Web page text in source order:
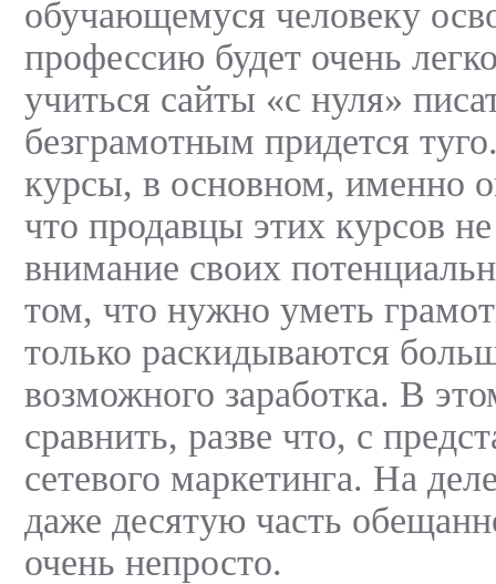
обучающемуся человеку
профессию будет очень
учиться сайты «с нуля»
безграмотным придется
курсы, в основном, именно
что продавцы этих курсов
внимание своих
том, что нужно уметь
только раскидываются
возможного заработка. В
сравнить, разве что, с
сетевого маркетинга. На
даже десятую часть
очень непросто.